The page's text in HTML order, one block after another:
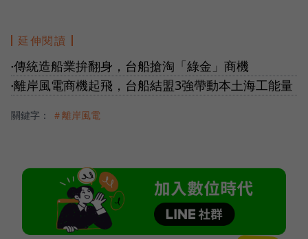
延伸閱讀
●傳統造船業拚翻身，台船搶淘「綠金」商機
●離岸風電商機起飛，台船結盟3強帶動本土海工能量
關鍵字： ＃離岸風電